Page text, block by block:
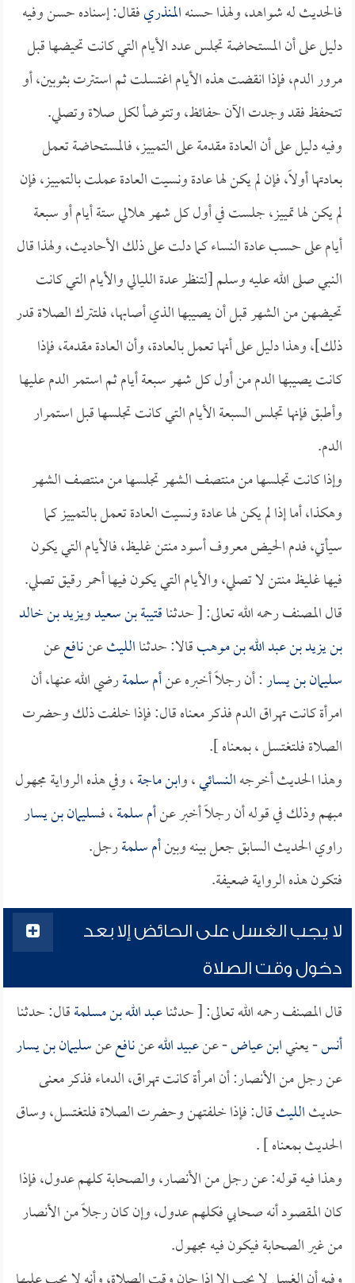
فالحديث له شواهد، ولهذا حسنهالمنذريفقال: إسناده حسن وفيه
دليل على أن المستحاضة تجلس عدد الأيام التي كانت تحيضها قبل
مرور الدم، فإذا انقضت هذه الأيام اغتسلت ثم استترت بثوبين، أو
تتحفظ فقد وجدت الآن حفائظ، وتتوضأ لكل صلاة وتصلي.
وفيه دليل على أن العادة مقدمة على التمييز، فالمستحاضة تعمل
بعادتها أولاً، فإن لم يكن لها عادة ونسيت العادة عملت بالتمييز، فإن
لم يكن لها تمييز، جلست في أول كل شهر هلالي ستة أيام أو سبعة
أيام على حسب عادة النساء كما دلت على ذلك الأحاديث، ولهذا قال
النبي صلى الله عليه وسلم [لتنظر عدة الليالي والأيام التي كانت
تحيضهن من الشهر قبل أن يصيبها الذي أصابها، فلتترك الصلاة قدر
ذلك]، وهذا دليل على أنها تعمل بالعادة، وأن العادة مقدمة، فإذا
كانت يصيبها الدم من أول كل شهر سبعة أيام ثم استمر الدم عليها
وأطبق فإنها تجلس السبعة الأيام التي كانت تجلسها قبل استمرار
الدم.
وإذا كانت تجلسها من منتصف الشهر تجلسها من منتصف الشهر
وهكذا، أما إذا لم يكن لها عادة ونسيت العادة تعمل بالتمييز كما
سيأتي، فدم الحيض معروف أسود منتن غليظ، فالأيام التي يكون
فيها غليظ منتن لا تصلي، والأيام التي يكون فيها أحمر رقيق تصلي.
قال المصنف رحمه الله تعالى: [ حدثناقتيبة بن سعيدويزيد بن خالد
بن يزيد بن عبد الله بن موهبقالا: حدثناالليثعننافععن
سليمان بن يسار: أن رجلاً أخبره عنأم سلمةرضي الله عنها، أن
امرأة كانت تهراق الدم فذكر معناه قال: فإذا خلفت ذلك وحضرت
الصلاة فلتغتسل ، بمعناه ].
وهذا الحديث أخرجهالنسائي، وابن ماجة، وفي هذه الرواية مجهول
مبهم وذلك في قوله أن رجلاً أخبر عنأم سلمة، فـسليمان بن يسار
راوي الحديث السابق جعل بينه وبينأم سلمةرجل.
فتكون هذه الرواية ضعيفة.
لا يجب الغسل على الحائض إلا بعد
دخول وقت الصلاة
قال المصنف رحمه الله تعالى: [ حدثناعبد الله بن مسلمةقال: حدثنا
أنس- يعنيابن عياض- عنعبيد اللهعننافععنسليمان بن يسار
عن رجل من الأنصار: أن امرأة كانت تهراق، الدماء فذكر معنى
حديثالليثقال: فإذا خلفتهن وحضرت الصلاة فلتغتسل، وساق
الحديث بمعناه ] .
وهذا فيه قوله: عن رجل من الأنصار، والصحابة كلهم عدول، فإذا
كان المقصود أنه صحابي فكلهم عدول، وإن كان رجلاً من الأنصار
من غير الصحابة فيكون فيه مجهول.